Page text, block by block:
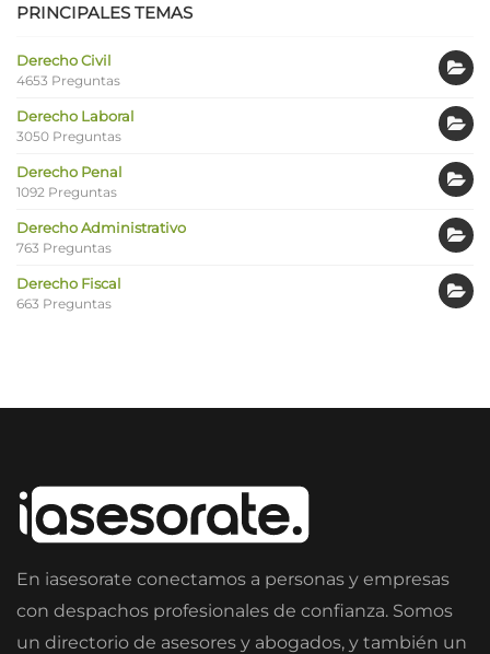
PRINCIPALES TEMAS
Derecho Civil
4653 Preguntas
Derecho Laboral
3050 Preguntas
Derecho Penal
1092 Preguntas
Derecho Administrativo
763 Preguntas
Derecho Fiscal
663 Preguntas
En iasesorate conectamos a personas y empresas
con despachos profesionales de confianza. Somos
un directorio de asesores y abogados, y también un